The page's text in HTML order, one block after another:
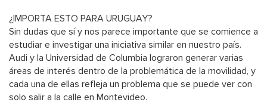
¿IMPORTA ESTO PARA URUGUAY?
Sin dudas que sí y nos parece importante que se comience a
estudiar e investigar una iniciativa similar en nuestro país.
Audi y la Universidad de Columbia lograron generar varias
áreas de interés dentro de la problemática de la movilidad, y
cada una de ellas refleja un problema que se puede ver con
solo salir a la calle en Montevideo.